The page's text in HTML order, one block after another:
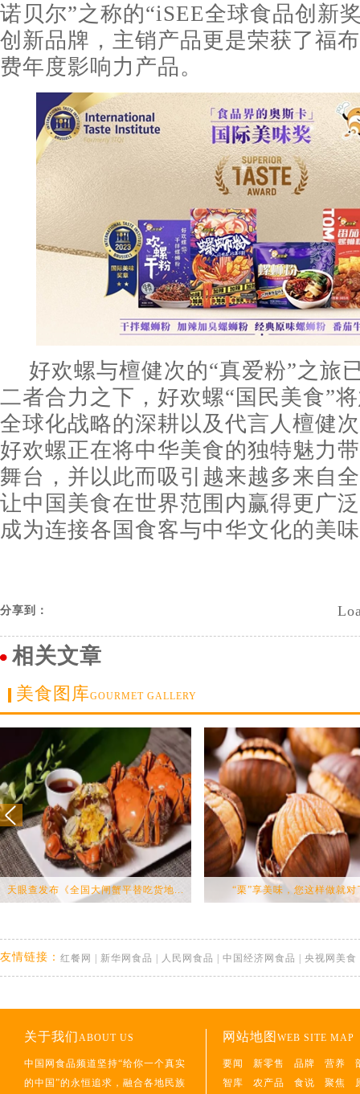
诺贝尔”之称的“iSEE全球食品创新
创新品牌，主销产品更是荣获了福
费年度影响力产品。
好欢螺与檀健次的“真爱粉”之旅
二者合力之下，好欢螺“国民美食”
全球化战略的深耕以及代言人檀健
好欢螺正在将中华美食的独特魅力
舞台，并以此而吸引越来越多来自
让中国美食在世界范围内赢得更广
成为连接各国食客与中华文化的美
分享到：
相关文章
美食图库GOURMET GALLERY
天眼查发布《全国大闸蟹平替吃货地... “栗”享美味，您这样做就对
友情链接： 红餐网 新华网食品 人民网食品 中国经济网食品 央视网美食
关于我们ABOUT US
中国网食品频道坚持“给你一个真实
的中国”的永恒追求，融合各地民族
网站地图 WEB SITE MAP
要闻 新零售 品牌 营养
智库
农产品 食说 聚焦